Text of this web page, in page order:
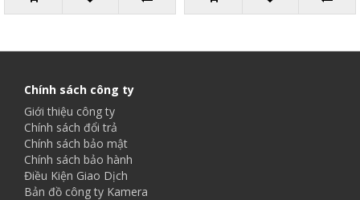
Chính sách công ty
Giới thiệu công ty
Chính sách đổi trả
Chính sách bảo mật
Chính sách bảo hành
Điều Kiện Giao Dịch
Bản đồ công ty Kamera